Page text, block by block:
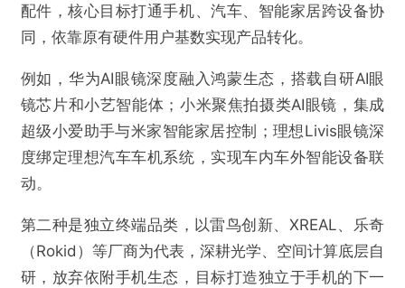
配件，核心目标打通手机、汽车、智能家居跨设备协
同，依靠原有硬件用户基数实现产品转化。
例如，华为AI眼镜深度融入鸿蒙生态，搭载自研AI眼
镜芯片和小艺智能体；小米聚焦拍摄类AI眼镜，集成
超级小爱助手与米家智能家居控制；理想Livis眼镜深
度绑定理想汽车车机系统，实现车内车外智能设备联
动。
第二种是独立终端品类，以雷鸟创新、XREAL、乐奇
（Rokid）等厂商为代表，深耕光学、空间计算底层自
研，放弃依附手机生态，目标打造独立于手机的下一